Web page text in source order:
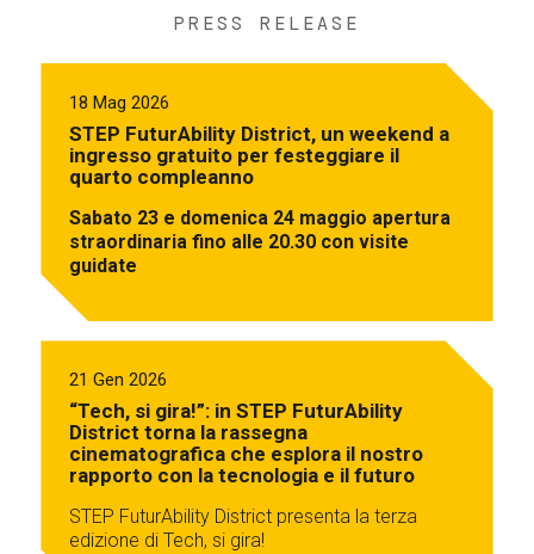
PRESS RELEASE
18 Mag 2026
STEP FuturAbility District, un weekend a
ingresso gratuito per festeggiare il
quarto compleanno
Sabato 23 e domenica 24 maggio apertura
straordinaria fino alle 20.30 con visite
guidate
21 Gen 2026
“Tech, si gira!”: in STEP FuturAbility
District torna la rassegna
cinematografica che esplora il nostro
rapporto con la tecnologia e il futuro
STEP FuturAbility District presenta la terza
edizione di Tech, si gira!